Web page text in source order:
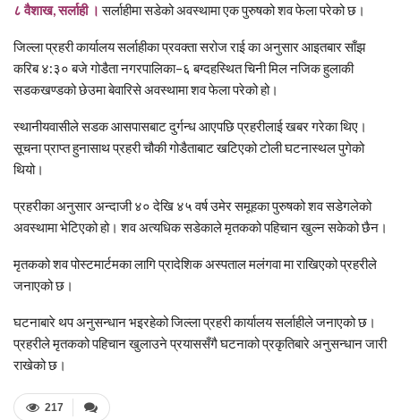
८ वैशाख, सर्लाही । सर्लाहीमा सडेको अवस्थामा एक पुरुषको शव फेला परेको छ।
जिल्ला प्रहरी कार्यालय सर्लाहीका प्रवक्तासरोज राईका अनुसार आइतबार साँझ
करिब ४:३० बजे गोडैता नगरपालिका–६ बग्दहस्थित चिनी मिल नजिक हुलाकी
सडकखण्डको छेउमा बेवारिसे अवस्थामा शव फेला परेको हो।
स्थानीयवासीले सडक आसपासबाट दुर्गन्ध आएपछि प्रहरीलाई खबर गरेका थिए।
सूचना प्राप्त हुनासाथ प्रहरी चौकी गोडैताबाट खटिएको टोली घटनास्थल पुगेको
थियो।
प्रहरीका अनुसार अन्दाजी ४० देखि ४५ वर्ष उमेर समूहका पुरुषको शव सडेगलेको
अवस्थामा भेटिएको हो। शव अत्यधिक सडेकाले मृतकको पहिचान खुल्न सकेको छैन।
मृतकको शव पोस्टमार्टमका लागिप्रादेशिक अस्पताल मलंगवामा राखिएको प्रहरीले
जनाएको छ।
घटनाबारे थप अनुसन्धान भइरहेको जिल्ला प्रहरी कार्यालय सर्लाहीले जनाएको छ।
प्रहरीले मृतकको पहिचान खुलाउने प्रयाससँगै घटनाको प्रकृतिबारे अनुसन्धान जारी
राखेको छ।
217